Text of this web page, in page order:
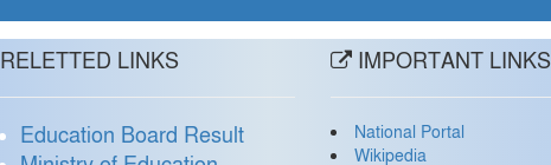
RELETTED LINKS
Education Board Result
IMPORTANT LINKS
National Portal
Wikipedia